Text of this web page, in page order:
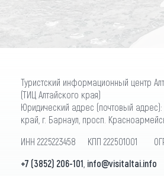
Туристский информационный центр
(ТИЦ Алтайского края)
Юридический адрес (почтовый адрес):
край, г. Барнаул, просп.
ИНН 2225223458 КПП 222501001 ОГРН
+7 (3852) 206-101 info@visitaltai.info